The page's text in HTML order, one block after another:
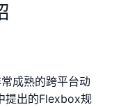
成熟的跨平台动
提出的Flexbox规